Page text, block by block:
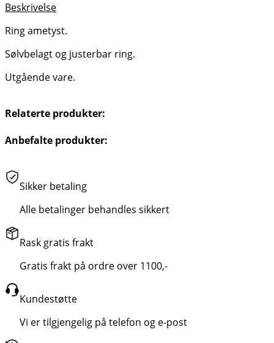
Beskrivelse
Ring ametyst.
Sølvbelagt og justerbar ring.
Utgående vare.
Relaterte produkter:
Anbefalte produkter:
Sikker betaling
Alle betalinger behandles sikkert
Rask gratis frakt
Gratis frakt på ordre over 1100,-
Kundestøtte
Vi er tilgjengelig på telefon og e-post